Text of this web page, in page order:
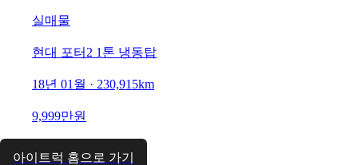
실매물
현대 포터2 1톤 냉동탑
18년 01월 · 230,915km
9,999만원
아이트럭 홈으로 가기